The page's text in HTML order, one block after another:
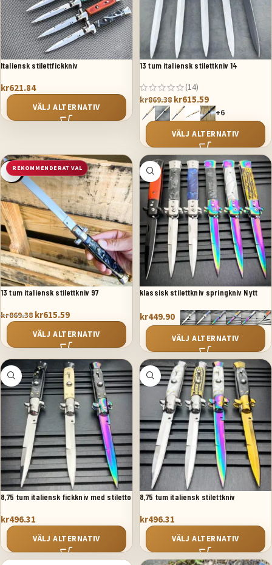
Italiensk stilettfickkniv
kr621.84
VÄLJ ALTERNATIV
13 tum italiensk stilettkniv 14
(14)
kr869.38 kr615.59
+6
VÄLJ ALTERNATIV
REKOMMENDERAT VAL
SALE
13 tum italiensk stilettkniv 97
kr869.38 kr615.59
VÄLJ ALTERNATIV
klassisk stilettkniv springkniv Nytt
kr449.90
VÄLJ ALTERNATIV
8,75 tum italiensk fickkniv med stiletto
kr496.31
VÄLJ ALTERNATIV
8,75 tum italiensk stilettkniv
kr496.31
VÄLJ ALTERNATIV